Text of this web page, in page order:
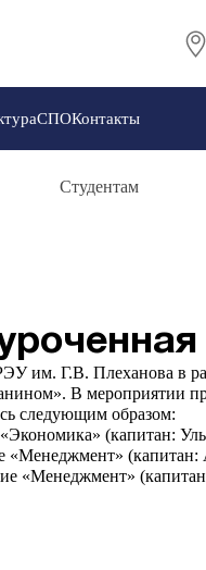
СПОКонтакты
Студентам
им. Г.В. Плеханова в
В мероприятии
следующим образом:
(капитан:
«Менеджмент» (капитан:
«Менеджмент»